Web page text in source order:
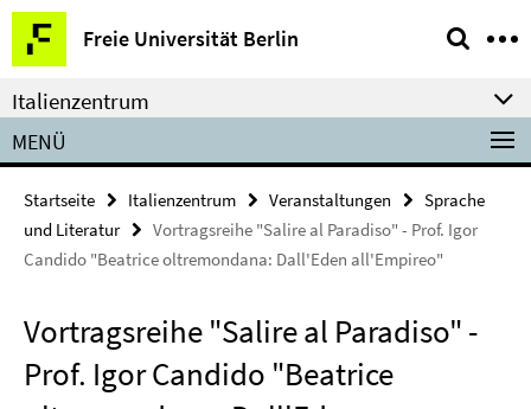
Springe
direkt
zu
Inhalt
Freie Universität Berlin
Service-
Navigation
Italienzentrum
MENÜ
Startseite Italienzentrum Veranstaltungen
Sprache
und Literatur
Vortragsreihe "Salire al Paradiso" - Prof. Igor
Candido "Beatrice oltremondana: Dall'Eden all'Empireo"
Vortragsreihe "Salire al Paradiso" -
Prof. Igor Candido "Beatrice